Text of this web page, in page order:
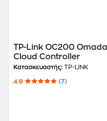
TP-Link OC200
Cloud Controller
Κατασκευαστής: TP-LINK
4.9 (7)